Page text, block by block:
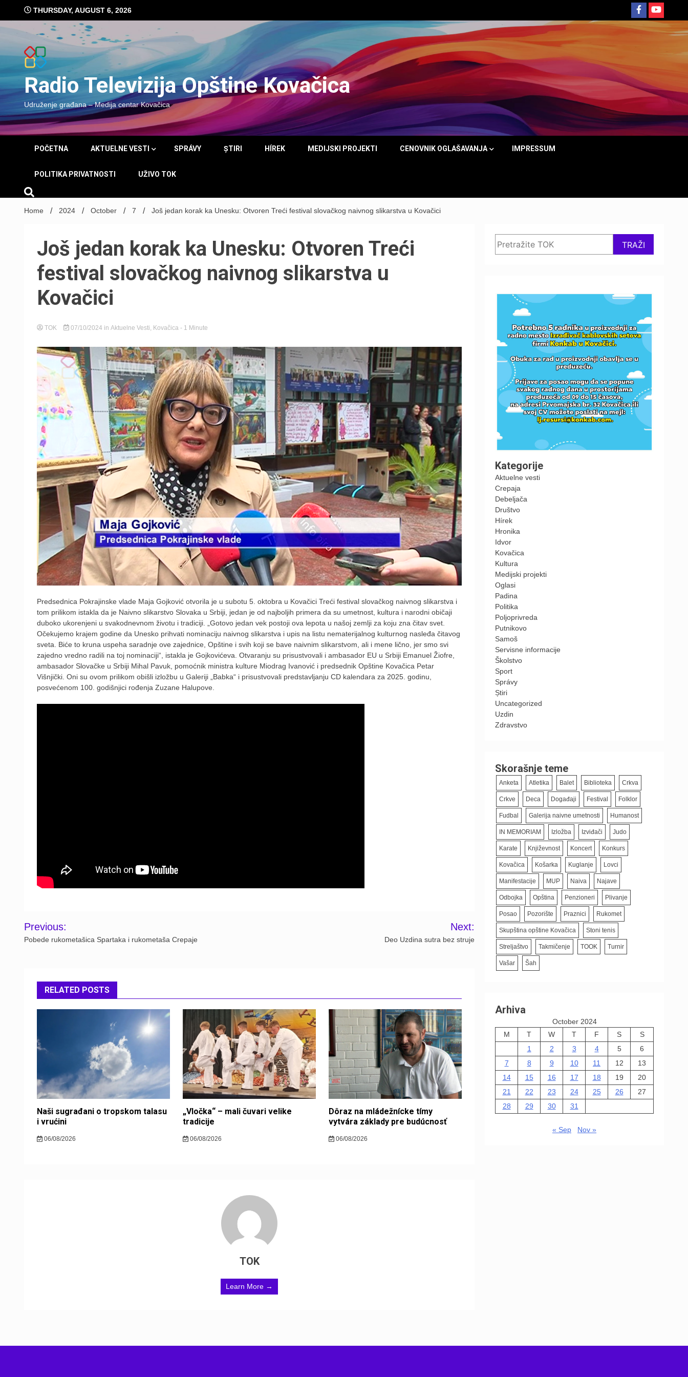
content
THURSDAY, AUGUST 6, 2026
Radio Televizija Opštine Kovačica
Udruženje građana – Medija centar Kovačica
POČETNA AKTUELNE VESTI SPRÁVY ȘTIRI HÍREK MEDIJSKI PROJEKTI CENOVNIK OGLAŠAVANJA IMPRESSUM
POLITIKA PRIVATNOSTI UŽIVO TOK
Home 2024 October 7 Još jedan korak ka Unesku: Otvoren Treći festival slovačkog naivnog slikarstva u Kovačici
Još jedan korak ka Unesku: Otvoren Treći
festival slovačkog naivnog slikarstva u
Kovačici
TOK 07/10/2024 in Aktuelne Vesti Kovačica - 1 Minute
Predsednica Pokrajinske vlade Maja Gojković otvorila je u subotu 5. oktobra u Kovačici Treći festival slovačkog naivnog slikarstva i
tom prilikom istakla da je Naivno slikarstvo Slovaka u Srbiji, jedan je od najboljih primera da su umetnost, kultura i narodni običaji
duboko ukorenjeni u svakodnevnom životu i tradiciji. „Gotovo jedan vek postoji ova lepota u našoj zemlji za koju zna čitav svet.
Očekujemo krajem godine da Unesko prihvati nominaciju naivnog slikarstva i upis na listu nematerijalnog kulturnog nasleđa čitavog
sveta. Biće to kruna uspeha saradnje ove zajednice, Opštine i svih koji se bave naivnim slikarstvom, ali i mene lično, jer smo svi
zajedno vredno radili na toj nominaciji“, istakla je Gojkovićeva. Otvaranju su prisustvovali i ambasador EU u Srbiji Emanuel Žiofre,
ambasador Slovačke u Srbiji Mihal Pavuk, pomoćnik ministra kulture Miodrag Ivanović i predsednik Opštine Kovačica Petar
Višnjički. Oni su ovom prilikom obišli izložbu u Galeriji „Babka“ i prisustvovali predstavljanju CD kalendara za 2025. godinu,
posvećenom 100. godišnjici rođenja Zuzane Halupove.
Post
navigation
Previous:
Pobede rukometašica Spartaka i rukometaša Crepaje
Next:
Deo Uzdina sutra bez struje
RELATED POSTS
Naši sugrađani o tropskom talasu
i vrućini
06/08/2026
„Vločka“ – mali čuvari velike
tradicije
06/08/2026
Dôraz na mládežnícke tímy
vytvára základy pre budúcnosť
06/08/2026
TOK
Learn More →
TRAŽI
Kategorije
Aktuelne vesti
Crepaja
Debeljača
Društvo
Hírek
Hronika
Idvor
Kovačica
Kultura
Medijski projekti
Oglasi
Padina
Politika
Poljoprivreda
Putnikovo
Samoš
Servisne informacije
Školstvo
Sport
Správy
Știri
Uncategorized
Uzdin
Zdravstvo
Skorašnje teme
Anketa Atletika Balet Biblioteka Crkva
Crkve Deca Događaji Festival Folklor
Fudbal Galerija naivne umetnosti Humanost
IN MEMORIAM Izložba Izviđači Judo
Karate Književnost Koncert Konkurs
Kovačica Košarka Kuglanje Lovci
Manifestacije MUP Naiva Najave
Odbojka Opština Penzioneri Plivanje
Posao Pozorište Praznici Rukomet
Skupština opštine Kovačica Stoni tenis
Streljaštvo Takmičenje TOOK Turnir
Vašar Šah
Arhiva
October 2024
M
T W T F S
S
1
2 3 4 5
6
7
8 9 10 11 12
13
14
15 16 17 18 19
20
21
22 23 24 25 26
27
28
29 30 31
« Sep Nov »